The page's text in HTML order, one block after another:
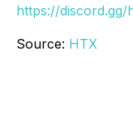
https://discord.gg/
Source: HTX